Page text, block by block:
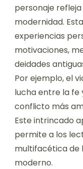
personaje
modernidad.
experiencias
motivaciones,
deidades
Por ejemplo, el
lucha entre la fe
conflicto más
Este intrincado
permite a los
multifacética de
moderno.